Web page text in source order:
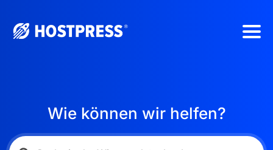
Wie können wir helfen?